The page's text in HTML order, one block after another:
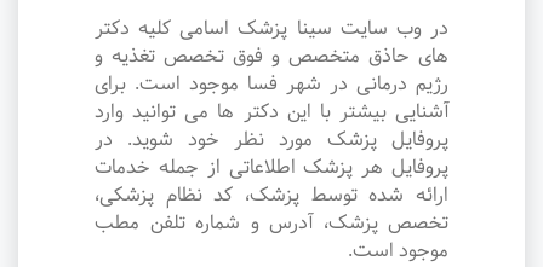
در وب سایت سینا پزشک اسامی کلیه دکتر
های حاذق متخصص و فوق تخصص تغذیه و
رژیم درمانی در شهر فسا موجود است. برای
آشنایی بیشتر با این دکتر ها می توانید وارد
پروفایل پزشک مورد نظر خود شوید. در
پروفایل هر پزشک اطلاعاتی از جمله خدمات
ارائه شده توسط پزشک، کد نظام پزشکی،
تخصص پزشک، آدرس و شماره تلفن مطب
موجود است.